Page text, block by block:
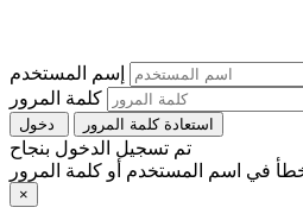
إسم المستخدم
كلمة المرور
استعادة كلمة المرور
تم تسجيل الدخول بنجاح
×